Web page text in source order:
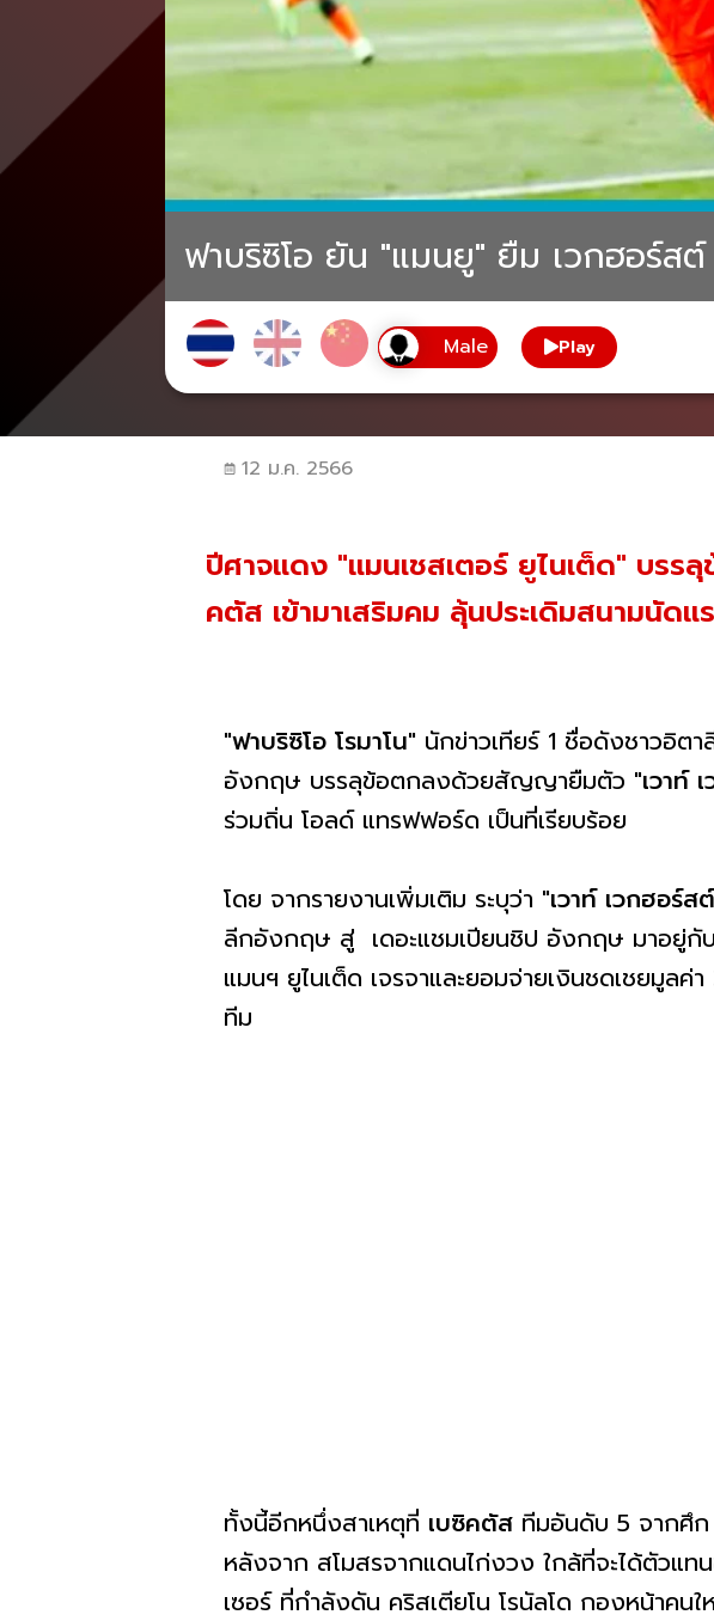
ฟาบริซิโอ ยัน "แมนยู" ยืม เวกฮอร์สต์
Play
12 ม.ค. 2566
ปีศาจแดง "แมนเชสเตอร์ ยูไนเต็ด" บรร
คตัส เข้ามาเสริมคม ลุ้นประเดิมสนามนัด
"ฟาบริซิโอ โรมาโน" นักข่าวเทียร์ 1 ชื่อดังชาวอิตา
อังกฤษ บรรลุข้อตกลงด้วยสัญญายืมตัว "เวาท์
ร่วมถิ่น โอลด์ แทรฟฟอร์ด เป็นที่เรียบร้อย
โดย จากรายงานเพิ่มเติม ระบุว่า "เวาท์ เวกฮอร์สต์
ลีกอังกฤษ สู่ เดอะแชมเปียนชิป อังกฤษ มาอยู่กับ
แมนฯ ยูไนเต็ด เจรจาและยอมจ่ายเงินชดเชยมูล
ทีม
ทั้งนี้อีกหนึ่งสาเหตุที่ เบซิคตัส ทีมอันดับ 5 จากศึ
หลังจาก สโมสรจากแดนไก่งวง ใกล้ที่จะได้ตัวแ
เซอร์ ที่กำลังดัน คริสเตียโน โรนัลโด กองหน้าคน